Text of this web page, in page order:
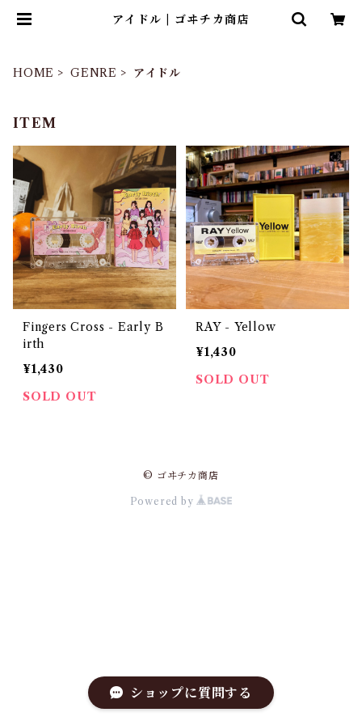
アイドル | ゴヰチカ商店
HOME GENRE アイドル
ITEM
Fingers Cross - Early B
irth
¥1,430
SOLD OUT
RAY - Yellow
¥1,430
SOLD OUT
© ゴヰチカ商店
Powered by
ショップに質問する